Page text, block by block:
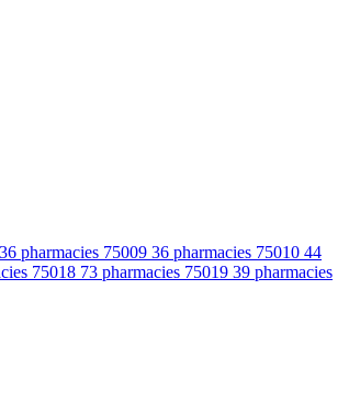
36 pharmacies 75009 36 pharmacies 75010 44
75018 73 pharmacies 75019 39 pharmacies